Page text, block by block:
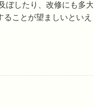
ぼしたり、改修にも多
ことが望ましいといえ